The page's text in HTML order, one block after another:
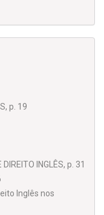
p. 19
INGLÊS, p. 31
Inglês nos